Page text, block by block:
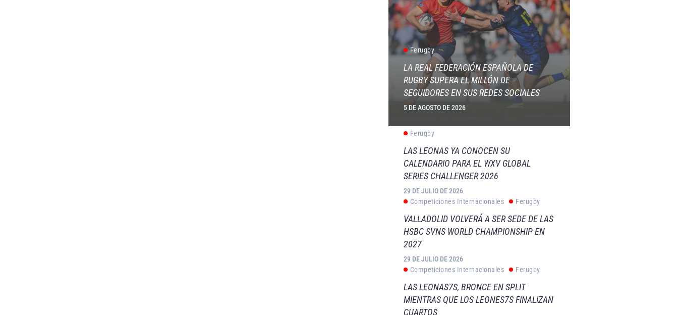
Ferugby
LA REAL FEDERACIÓN ESPAÑOLA DE
RUGBY SUPERA EL MILLÓN DE
SEGUIDORES EN SUS REDES SOCIALES
5 DE AGOSTO DE 2026
Ferugby
LAS LEONAS YA CONOCEN SU
CALENDARIO PARA EL WXV GLOBAL
SERIES CHALLENGER 2026
29 DE JULIO DE 2026
Competiciones Internacionales
Ferugby
VALLADOLID VOLVERÁ A SER SEDE DE LAS
HSBC SVNS WORLD CHAMPIONSHIP EN
2027
29 DE JULIO DE 2026
Competiciones Internacionales
Ferugby
LAS LEONAS7S, BRONCE EN SPLIT
MIENTRAS QUE LOS LEONES7S FINALIZAN
CUARTOS